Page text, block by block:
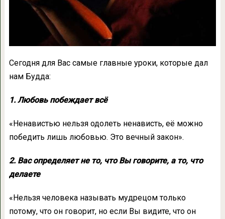
Сегодня для Вас самые главные уроки, которые дал
нам Будда:
1. Любовь побеждает всё
«Ненавистью нельзя одолеть ненависть, её можно
победить лишь любовью. Это вечный закон».
2. Вас определяет не то, что Вы говорите, а то, что
делаете
«Нельзя человека называть мудрецом только
потому, что он говорит, но если Вы видите, что он